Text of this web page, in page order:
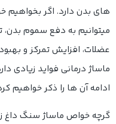
های بدن دارد. اگر بخواهیم
میتوانیم به دفع سموم
عضلات، افزایش تمرکز و
ماساژ درمانی فواید زیادی
ادامه آن ها را ذکر خواهیم
گرچهخواص ماساژ سنگ داغ